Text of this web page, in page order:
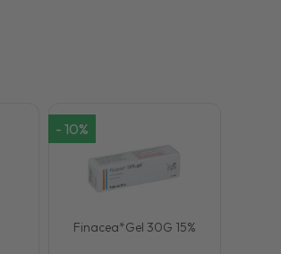
- 10%
Finacea*Gel 30G 15%